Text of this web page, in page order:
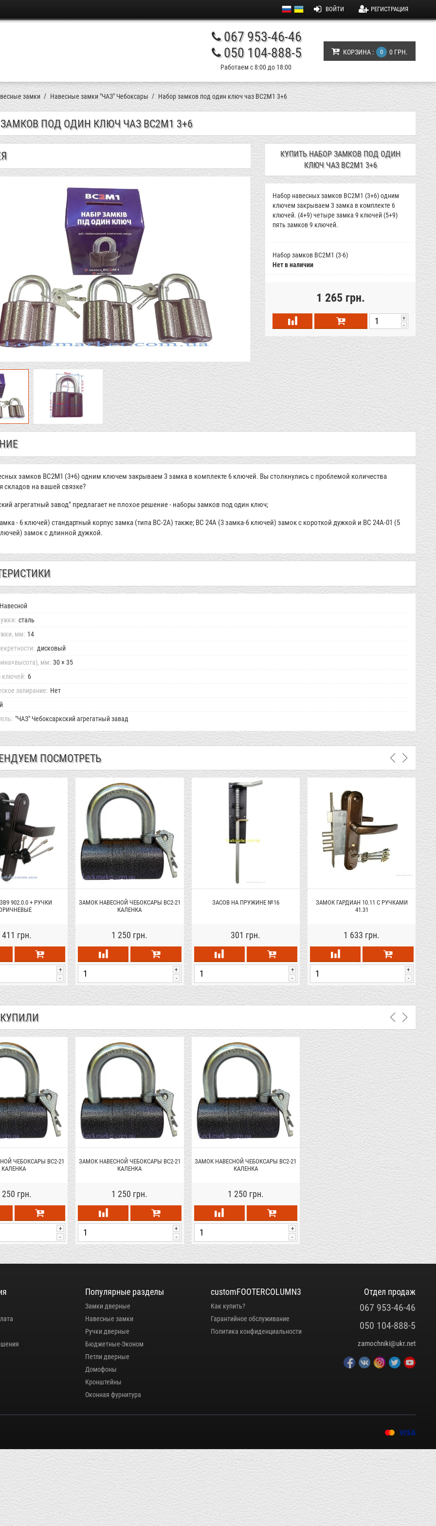
067 953-46-46
050 104-888-5
Работаем с 8:00 до 18:00
КОРЗИНА : 0 0 ГРН.
замки Навесные замки "ЧАЗ" Чебоксары Набор замков под один ключ чаз ВС2М1 3+6
ПОД ОДИН КЛЮЧ ЧАЗ ВС2М1 3+6
КУПИТЬ НАБОР ЗАМКОВ ПОД ОДИН
КЛЮЧ ЧАЗ ВС2М1 3+6
Набор навесных замков ВС2М1 (3+6) одним
ключем закрываем 3 замка в комплекте 6
ключей. (4+9) четыре замка 9 ключей (5+9)
пять замков 9 ключей.
Набор замков ВС2М1 (3-6)
Нет в наличии
1 265 грн.
-
+
замков ВС2М1 (3+6) одним ключем закрываем 3 замка в комплекте 6 ключей. Вы столкнулись с проблемой количества
складов на вашей связке?
агрегатный завод" предлагает не плохое решение - наборы замков под один ключ;
- 6 ключей) стандартный корпус замка (типа ВС-2А) также; ВС 24А (3 замка-6 ключей) замок с короткой дужкой и ВС 24А-01 (5
замок с длинной дужкой.
Навесной
сталь
мм: 14
дисковый
мм: 30 × 35
ключей: 6
запирание: Нет
"ЧАЗ" Чебоксаркский агрегатный завад
ПОСМОТРЕТЬ
902.0.0 + РУЧКИ
411 грн.
-
+
ЗАМОК НАВЕСНОЙ ЧЕБОКСАРЫ ВС2-21
КАЛЕНКА
1 250 грн.
-
+
ЗАСОВ НА ПРУЖИНЕ №16
301 грн.
-
+
ЗАМОК ГАРДИАН 10.11 С РУЧКАМИ
41.31
1 633 грн.
-
+
ЧЕБОКСАРЫ ВС2-21
КАЛЕНКА
250 грн.
-
+
ЗАМОК НАВЕСНОЙ ЧЕБОКСАРЫ ВС2-21
КАЛЕНКА
1 250 грн.
-
+
ЗАМОК НАВЕСНОЙ ЧЕБОКСАРЫ ВС2-21
КАЛЕНКА
1 250 грн.
-
+
Популярные разделы
Замки дверные
Навесные замки
Ручки дверные
Бюджетные-Эконом
Петли дверные
Домофоны
Кронштейны
Оконная фурнитура
customFOOTERCOLUMN3
Как купить?
Гарантийное обслуживание
Политика конфиденциальности
Отдел продаж
067 953-46-46
050 104-888-5
zamochniki@ukr.net
ВОЙТИ РЕГИСТРАЦИЯ